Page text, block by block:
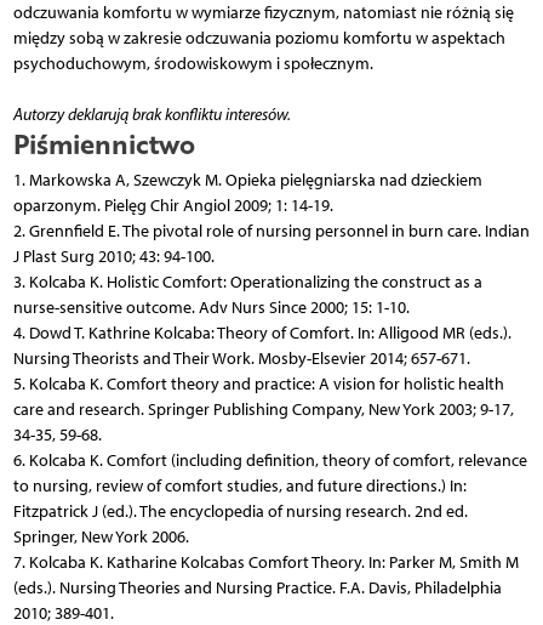
odczuwania komfortu w wymiarze fizycznym, natomiast nie różnią się
między sobą w zakresie odczuwania poziomu komfortu w aspektach
psychoduchowym, środowiskowym i społecznym.
Autorzy deklarują brak konfliktu interesów.
Piśmiennictwo
1. Markowska A, Szewczyk M. Opieka pielęgniarska nad dzieckiem
oparzonym. Pielęg Chir Angiol 2009; 1: 14-19.
2. Grennfield E. The pivotal role of nursing personnel in burn care. Indian
J Plast Surg 2010; 43: 94-100.
3. Kolcaba K. Holistic Comfort: Operationalizing the construct as a
nurse-sensitive outcome. Adv Nurs Since 2000; 15: 1-10.
4. Dowd T. Kathrine Kolcaba: Theory of Comfort. In: Alligood MR (eds.).
Nursing Theorists and Their Work. Mosby-Elsevier 2014; 657-671.
5. Kolcaba K. Comfort theory and practice: A vision for holistic health
care and research. Springer Publishing Company, New York 2003; 9-17,
34-35, 59-68.
6. Kolcaba K. Comfort (including definition, theory of comfort, relevance
to nursing, review of comfort studies, and future directions.) In:
Fitzpatrick J (ed.). The encyclopedia of nursing research. 2nd ed.
Springer, New York 2006.
7. Kolcaba K. Katharine Kolcabas Comfort Theory. In: Parker M, Smith M
(eds.). Nursing Theories and Nursing Practice. F.A. Davis, Philadelphia
2010; 389-401.